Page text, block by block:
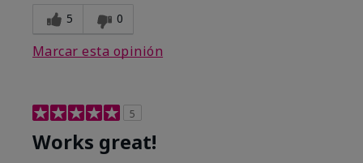
5 0
Marcar esta opinión
5
Works great!